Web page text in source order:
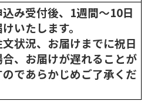
み受付後、1週間～10日
いたします。
状況、お届けまでに祝日
、お届けが遅れることが
であらかじめご了承くだ